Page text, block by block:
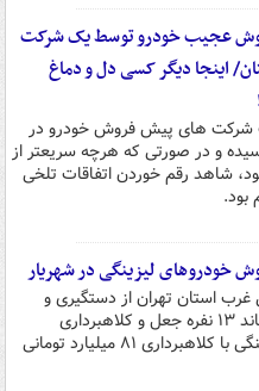
عجیب خودرو توسط یک شرکت
اینجا دیگر کسی دل و دماغ
شرکت های پیش فروش خودرو در
و در صورتی که هرچه سریعتر از
شاهد رقم خوردن اتفاقات تلخی
بود.
خودروهای لیزینگی در شهریار
غرب استان تهران از دستگیری و
متلاشی شدن باند ۱۳ نفره جعل و کلاهبرداری
خودروهای لیزینگی با کلاهبرداری ۸۱ میلیارد تومانی